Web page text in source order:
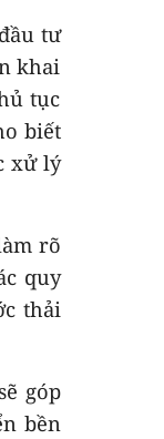
tư
khai
tục
biết
xử lý
rõ
quy
thải
góp
bền